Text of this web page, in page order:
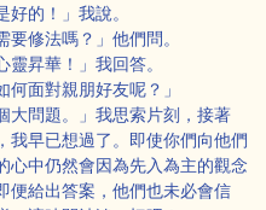
好的！」我說。
要修法嗎？」他們問。
靈昇華！」我回答。
何面對親朋好友呢？」
大問題。」我思索片刻，接著
我早已想過了。即使你們向他們
心中仍然會因為先入為主的觀念
便給出答案，他們也未必會信